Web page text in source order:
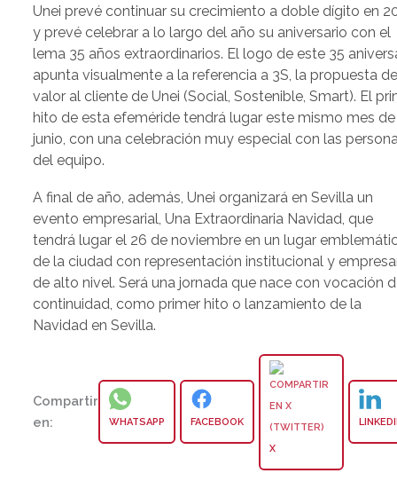
Unei prevé continuar su crecimiento a doble dígito en
y prevé celebrar a lo largo del año su aniversario con el
lema 35 años extraordinarios. El logo de este 35
apunta visualmente a la referencia a 3S, la propuesta
valor al cliente de Unei (Social, Sostenible, Smart). El
hito de esta efeméride tendrá lugar este mismo mes de
junio, con una celebración muy especial con las
del equipo.
A final de año, además, Unei organizará en Sevilla un
evento empresarial, Una Extraordinaria Navidad, que
tendrá lugar el 26 de noviembre en un lugar
de la ciudad con representación institucional y
de alto nivel. Será una jornada que nace con vocación
continuidad, como primer hito o lanzamiento de la
Navidad en Sevilla.
Compartir
en:
WHATSAPP FACEBOOK
X